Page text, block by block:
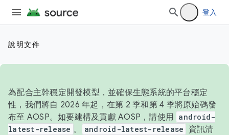
登入
說明文件
為配合主幹穩定開發模型，並確保生態系統的平台穩定
性，我們將自 2026 年起，在第 2 季和第 4 季將原始碼發
布至 AOSP。如要建構及貢獻 AOSP，請使用 android-
latest-release 。 android-latest-release
資訊清